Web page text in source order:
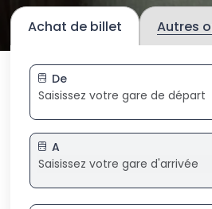
Achat de billet Autres
De
A